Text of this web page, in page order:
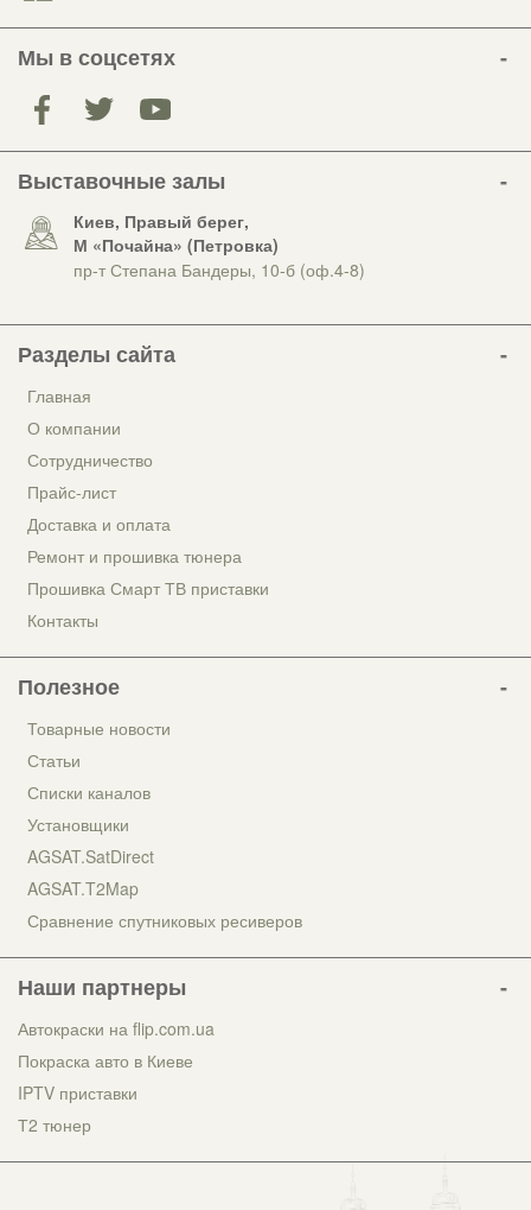
Мы в соцсетях
Выставочные залы
Киев, Правый берег,
М «Почайна» (Петровка)
пр-т Степана Бандеры, 10-б (оф.4-8)
Разделы сайта
Главная
О компании
Сотрудничество
Прайс-лист
Доставка и оплата
Ремонт и прошивка тюнера
Прошивка Смарт ТВ приставки
Контакты
Полезное
Товарные новости
Статьи
Списки каналов
Установщики
AGSAT.SatDirect
AGSAT.T2Map
Сравнение спутниковых ресиверов
Наши партнеры
Автокраски на flip.com.ua
Покраска авто в Киеве
IPTV приставки
Т2 тюнер